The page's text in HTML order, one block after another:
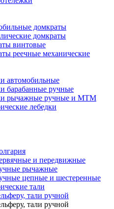
домкраты
домкраты
винтовые
реечные механические
автомобильные
барабанные ручные
рычажные ручные и МТМ
лебедки
и передвижные
рычажные
цепные и шестеренные
тали
тали ручной
тали ручной